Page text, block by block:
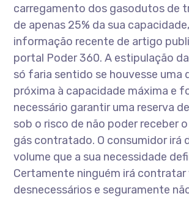
carregamento dos gasodutos de
de apenas 25% da sua
informação recente de artigo
portal Poder 360. A estipulação
só faria sentido se houvesse uma
próxima à capacidade máxima e
necessário garantir uma reserva
sob o risco de não poder receber
gás contratado. O consumidor irá
volume que a sua necessidade
Certamente ninguém irá contratar
desnecessários e seguramente